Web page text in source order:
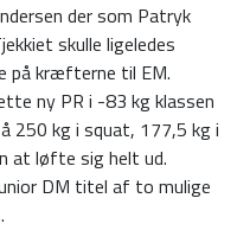
der som Patryk
skulle ligeledes
på kræfterne til EM.
ny PR i -83 kg klassen
250 kg i squat, 177,5 kg i
at løfte sig helt ud.
DM titel af to mulige